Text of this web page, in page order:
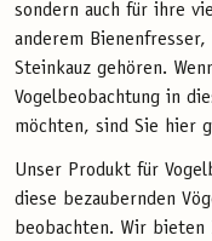
sondern auch für ihre
anderem Bienenfresser,
Steinkauz gehören.
Vogelbeobachtung in
möchten, sind Sie hier
Unser Produkt für
diese bezaubernden
beobachten. Wir bieten